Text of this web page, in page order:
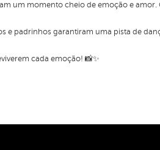
um momento cheio de emoção e amor.
e padrinhos garantiram uma pista de
cada emoção! 📸✨